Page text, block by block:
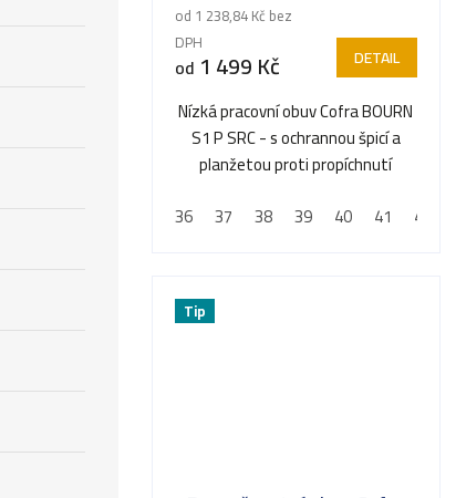
produktu
je
5,0
z
hvězdiček.
od 1 238,84 Kč bez
DPH
od 1 499 Kč DETAIL
Nízká pracovní obuv Cofra BOURN
S1 P SRC - s ochrannou špicí a
planžetou proti propíchnutí
36
37 38 39 40 41 42
Tip